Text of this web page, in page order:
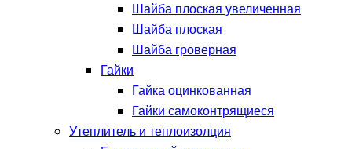
Шайба плоская увеличенная
Шайба плоская
Шайба гроверная
Гайки
Гайка оцинкованная
Гайки самоконтрящиеся
Утеплитель и теплоизолция